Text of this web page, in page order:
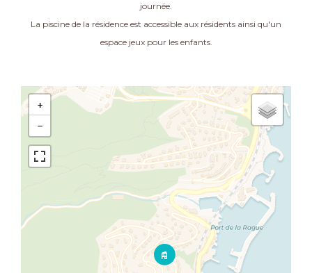
journée.
La piscine de la résidence est accessible aux résidents ainsi qu'un
espace jeux pour les enfants.
+
−